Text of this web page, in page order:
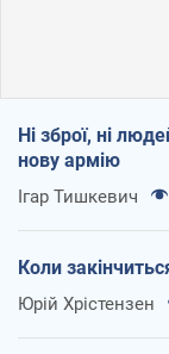
Ні зброї, ні
нову армію
Ігар Тишкевич
Коли
Юрій Хрістензен